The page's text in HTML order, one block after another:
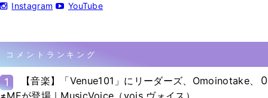
Instagram YouTube
コメントランキング
1
【音楽】「Venue101」にリーダーズ、Omoinotake、
0